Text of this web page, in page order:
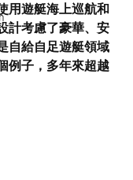
用遊艇海上巡航和
計考慮了豪華、安
自給自足遊艇領域
例子，多年來超越